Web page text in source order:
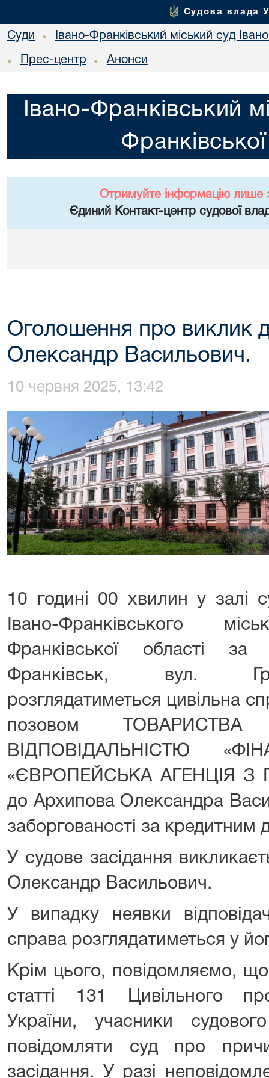
Судова влада
Суди • Івано-Франківський міський суд
• Прес-центр • Анонси
Івано-Франківський
Отримуйте інформацію лише
Єдиний Контакт-центр судової
Оголошення про виклик
Олександр Васильович.
10 червня 2025, 13:42
10 годині 00 хвилин у залі
Івано-Франківського
Франківської області
Франківськ, вул.
розглядатиметься цивільна
позовом
ВІДПОВІДАЛЬНІСТЮ
«ЄВРОПЕЙСЬКА АГЕНЦІЯ З
до Архипова Олександра
заборгованості за кредитним
У судове засідання
Олександр Васильович.
У випадку неявки
справа розглядатиметься у
Крім цього, повідомляємо, що
статті 131 Цивільного
України, учасники
повідомляти суд про
засідання. У разі